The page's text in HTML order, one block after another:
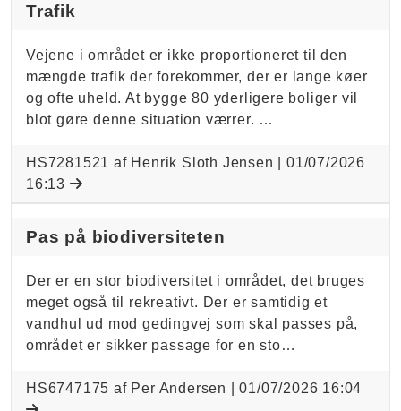
Trafik
Vejene i området er ikke proportioneret til den
mængde trafik der forekommer, der er lange køer
og ofte uheld. At bygge 80 yderligere boliger vil
blot gøre denne situation værrer. …
HS7281521 af Henrik Sloth Jensen | 01/07/2026
16:13
Pas på biodiversiteten
Der er en stor biodiversitet i området, det bruges
meget også til rekreativt. Der er samtidig et
vandhul ud mod gedingvej som skal passes på,
området er sikker passage for en sto…
HS6747175 af Per Andersen |01/07/2026 16:04